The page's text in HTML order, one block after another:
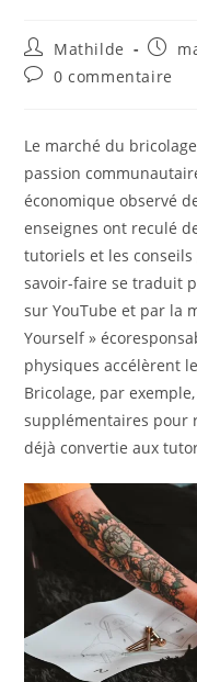
Mathilde
0 commentaire
Le marché du
passion
économique observé
enseignes ont reculé
tutoriels et les
savoir-faire se traduit
sur YouTube et par la
Yourself »
physiques accélèrent
Bricolage, par
supplémentaires pour
déjà convertie aux